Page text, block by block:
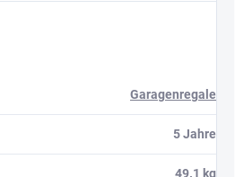
Garagenregale
5 Jahre
49.1 kg